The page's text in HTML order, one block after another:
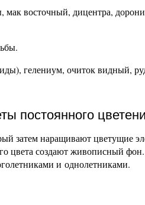
восточный, дицентра,
гелениум, очиток видный,
постоянного
затем наращивают цветущие
цвета создают живописный
и однолетниками.